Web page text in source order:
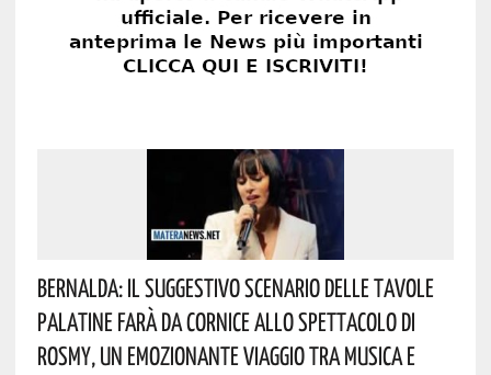
Bernalda: Il Suggestivo Scenario Delle Tavole
Palatine Farà Da Cornice Allo Spettacolo Di
Rosmy, Un Emozionante Viaggio Tra Musica E